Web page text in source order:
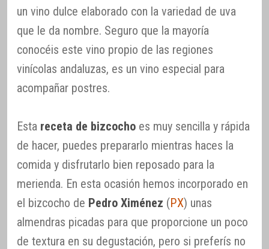
un vino dulce elaborado con la variedad de uva
que le da nombre. Seguro que la mayoría
conocéis este vino propio de las regiones
vinícolas andaluzas, es un vino especial para
acompañar postres.
Esta receta de bizcocho es muy sencilla y rápida
de hacer, puedes prepararlo mientras haces la
comida y disfrutarlo bien reposado para la
merienda. En esta ocasión hemos incorporado en
el bizcocho de Pedro Ximénez (PX) unas
almendras picadas para que proporcione un poco
de textura en su degustación, pero si preferís no